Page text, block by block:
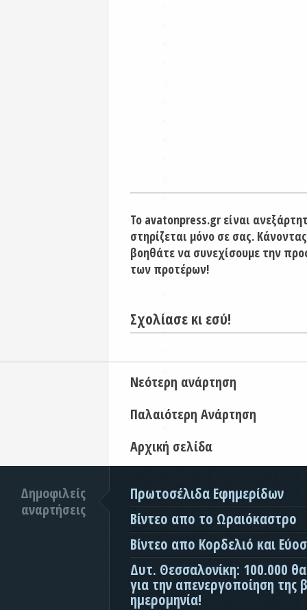
Το avatonpress.gr είναι
στηρίζεται μόνο σε σας.
βοηθάτε να συνεχίσουμε την
των προτέρων!
Σχολίασε κι εσύ!
Νεότερη ανάρτηση
Παλαιότερη Ανάρτηση
Αρχική σελίδα
Δημοφιλείς
αναρτήσεις
Πρωτοσέλιδα Εφημερίδων
Βίντεο απο το Ωραιόκαστρο
Βίντεο απο Κορδελιό και
Δυτ. Θεσσαλονίκη: 100.000
για την απενεργοποίηση της
ημερομηνία!